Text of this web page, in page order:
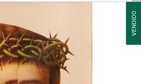
VENDIDO